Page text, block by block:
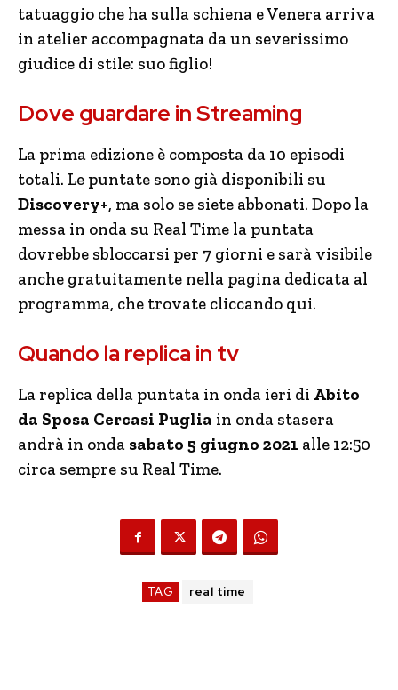
tatuaggio che ha sulla schiena e Venera arriva
in atelier accompagnata da un severissimo
giudice di stile: suo figlio!
Dove guardare in Streaming
La prima edizione è composta da 10 episodi
totali. Le puntate sono già disponibili su
Discovery+, ma solo se siete abbonati. Dopo la
messa in onda su Real Time la puntata
dovrebbe sbloccarsi per 7 giorni e sarà visibile
anche gratuitamente nella pagina dedicata al
programma, che trovate cliccando qui.
Quando la replica in tv
La replica della puntata in onda ieri di Abito
da Sposa Cercasi Puglia in onda stasera
andrà in onda sabato 5 giugno 2021 alle 12:50
circa sempre su Real Time.
TAG real time